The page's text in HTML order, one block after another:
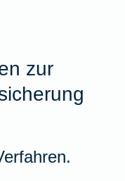
zur